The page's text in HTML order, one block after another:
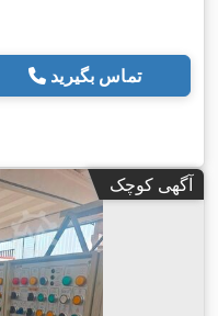
تماس بگیرید
آگهی کوچک